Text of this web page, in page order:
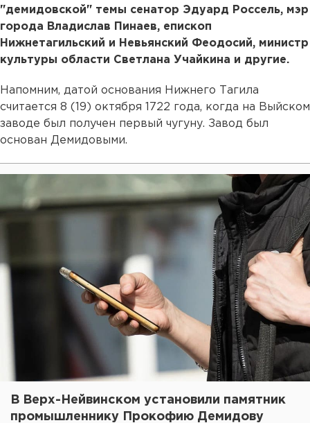
"демидовской" темы сенатор Эдуард Россель, мэр
города Владислав Пинаев, епископ
Нижнетагильский и Невьянский Феодосий, министр
культуры области Светлана Учайкина и другие.
Напомним, датой основания Нижнего Тагила
считается 8 (19) октября 1722 года, когда на Выйском
заводе был получен первый чугуну. Завод был
основан Демидовыми.
В Верх-Нейвинском установили памятник
промышленнику Прокофию Демидову